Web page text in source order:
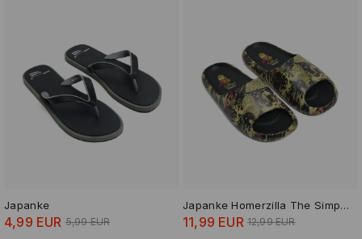
Japanke
4,99 EUR 5,99 EUR
Japanke Homerzilla The Simpsons
11,99 EUR 12,99 EUR